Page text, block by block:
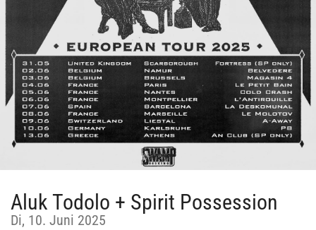
Aluk Todolo + Spirit Possession
Di, 10. Juni 2025